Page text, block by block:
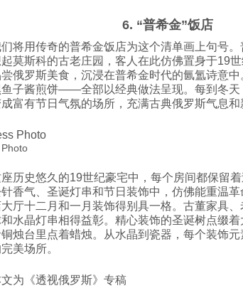
6. “普希金”饭店
将用传奇的普希金饭店为这个清单画上句号
莫斯科的古老庄园，客人在此仿佛置身于19世
俄罗斯美食，沉浸在普希金时代的氤氲诗意
子酱煎饼——全部以经典做法呈现。每到冬天
富有节日气氛的场所，充满古典俄罗斯气息和
历史悠久的19世纪豪宅中，每个房间都保留
香气、圣诞灯串和节日装饰中，仿佛能重温
厅十二月和一月装饰得别具一格。古董家具
水晶灯串相得益彰。精心装饰的圣诞树点缀
烛台里点着蜡烛。从水晶到瓷器，每个装饰
美场所。
为《透视俄罗斯》专稿